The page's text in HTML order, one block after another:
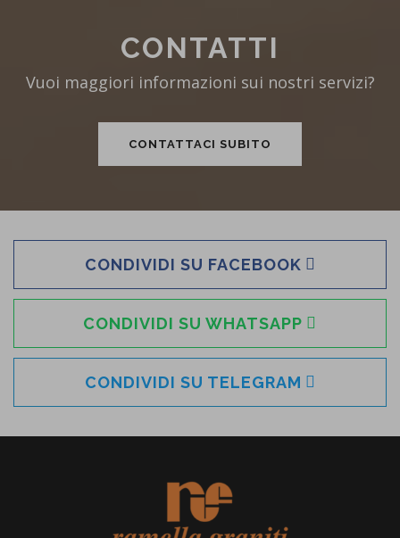
CONTATTI
Vuoi maggiori informazioni sui nostri servizi?
CONTATTACI SUBITO
CONDIVIDI SU FACEBOOK
CONDIVIDI SU WHATSAPP
CONDIVIDI SU TELEGRAM